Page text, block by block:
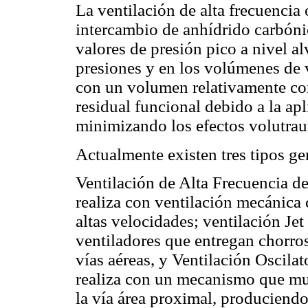
La ventilación de alta
intercambio de anhídrido
valores de presión pico a nivel
presiones y en los volúmenes
con un volumen relativamente
residual funcional debido a la
minimizando los efectos
Actualmente existen tres tipos
Ventilación de Alta Frecuencia
realiza con ventilación
altas velocidades; ventilación
ventiladores que entregan
vías aéreas, y Ventilación
realiza con un mecanismo que
la vía área proximal,